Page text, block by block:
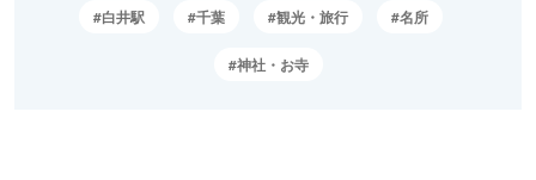
白井駅 千葉 観光・旅行 名所
神社・お寺